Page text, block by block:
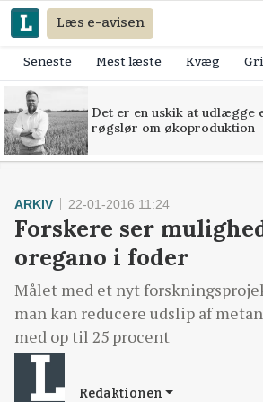
Læs e-avisen
Seneste Mest læste Kvæg
Det er en uskik at udlægge
røgslør om økoproduktion
ARKIV 22-01-2016 11:24
Forskere ser
oregano i foder
Målet med et nyt
man kan reducere udslip af
med op til 25 procent
Redaktionen